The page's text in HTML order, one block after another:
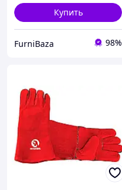
монтажных работ и дома
Купить
FurniBaza 98%